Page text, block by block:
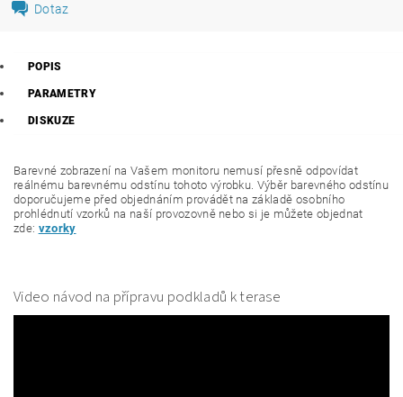
Dotaz
POPIS
PARAMETRY
DISKUZE
Barevné zobrazení na Vašem monitoru nemusí přesně odpovídat
reálnému barevnému odstínu tohoto výrobku. Výběr barevného odstínu
doporučujeme před objednáním provádět na základě osobního
prohlédnutí vzorků na naší provozovně nebo si je můžete objednat
zde: vzorky
Video návod na přípravu podkladů k terase